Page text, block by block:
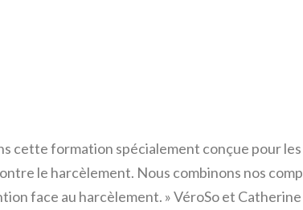
cette formation spécialement conçue pour
le harcèlement. Nous combinons nos
face au harcèlement. » VéroSo et Catherine